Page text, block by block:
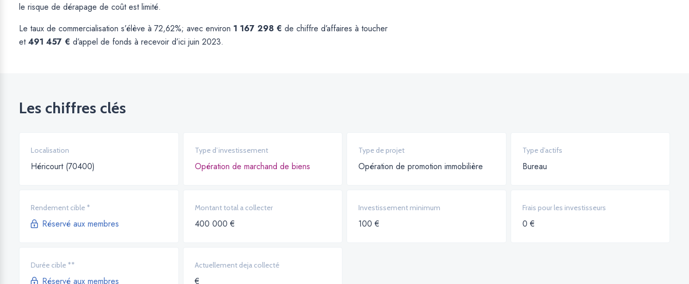
le risque de dérapage de coût est limité.
Le taux de commercialisation s’élève à 72,62%; avec environ 1 167 298 € de chiffre d’affaires à toucher
et491 457 € d’appel de fonds à recevoir d’ici juin 2023.
Les chiffres clés
Localisation
Héricourt (70400)
Type d’investissement
Opération de marchand de biens
Type de projet
Opération de promotion immobilière
Type d’actifs
Bureau
Rendement cible *
Réservé aux membres
Montant total a collecter
400 000 €
Investissement minimum
100 €
Frais pour les investisseurs
0 €
Durée cible **
Réservé aux membres
Actuellement deja collecté
€